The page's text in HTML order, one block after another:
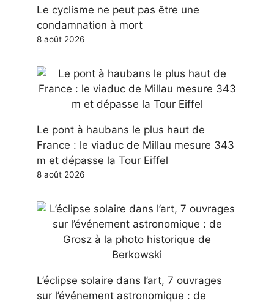
Le cyclisme ne peut pas être une
condamnation à mort
8 août 2026
Le pont à haubans le plus haut de
France : le viaduc de Millau mesure 343
m et dépasse la Tour Eiffel
8 août 2026
L’éclipse solaire dans l’art, 7 ouvrages
sur l’événement astronomique : de